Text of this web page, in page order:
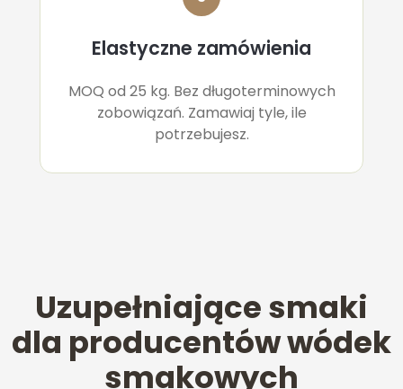
Elastyczne zamówienia
MOQ od 25 kg. Bez długoterminowych
zobowiązań. Zamawiaj tyle, ile
potrzebujesz.
Uzupełniające smaki
dla producentów wódek
smakowych